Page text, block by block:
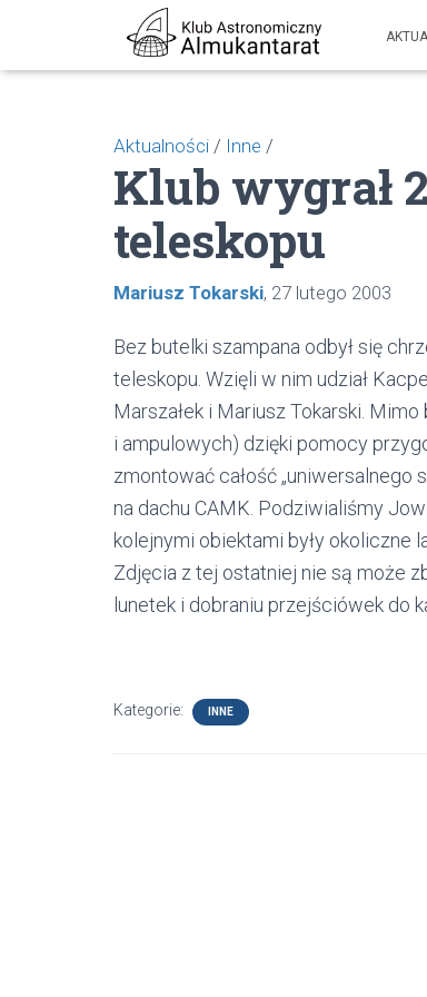
Aktualności / Inne /
Klub wygrał
teleskopu
Mariusz Tokarski 27 lutego 2003
Bez butelki szampana odbył się
teleskopu. Wzięli w nim udział
Marszałek i Mariusz Tokarski.
i ampulowych) dzięki pomocy
zmontować całość
na dachu CAMK. Podziwialiśmy
kolejnymi obiektami były okoliczne
Zdjęcia z tej ostatniej nie są może
lunetek i dobraniu przejściówek do
Kategorie: INNE